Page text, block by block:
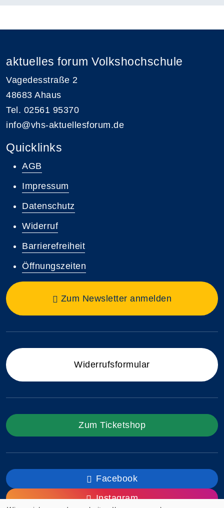
aktuelles forum Volkshochschule
Vagedesstraße 2
48683 Ahaus
Tel. 02561 95370
info@vhs-aktuellesforum.de
Quicklinks
AGB
Impressum
Datenschutz
Widerruf
Barrierefreiheit
Öffnungszeiten
Zum Newsletter anmelden
Widerrufsformular
Zum Ticketshop
Facebook
Instagram